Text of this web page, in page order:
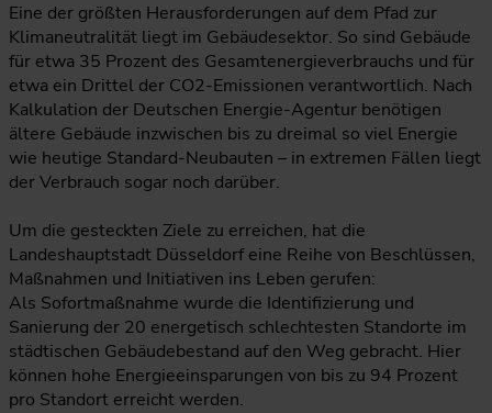
Eine der größten Herausforderungen auf dem Pfad zur
Klimaneutralität liegt im Gebäudesektor. So sind Gebäude
für etwa 35 Prozent des Gesamtenergieverbrauchs und für
etwa ein Drittel der CO2-Emissionen verantwortlich. Nach
Kalkulation der Deutschen Energie-Agentur benötigen
ältere Gebäude inzwischen bis zu dreimal so viel Energie
wie heutige Standard-Neubauten – in extremen Fällen liegt
der Verbrauch sogar noch darüber.
Um die gesteckten Ziele zu erreichen, hat die
Landeshauptstadt Düsseldorf eine Reihe von Beschlüssen,
Maßnahmen und Initiativen ins Leben gerufen:
Als Sofortmaßnahme wurde die Identifizierung und
Sanierung der 20 energetisch schlechtesten Standorte im
städtischen Gebäudebestand auf den Weg gebracht. Hier
können hohe Energieeinsparungen von bis zu 94 Prozent
pro Standort erreicht werden.